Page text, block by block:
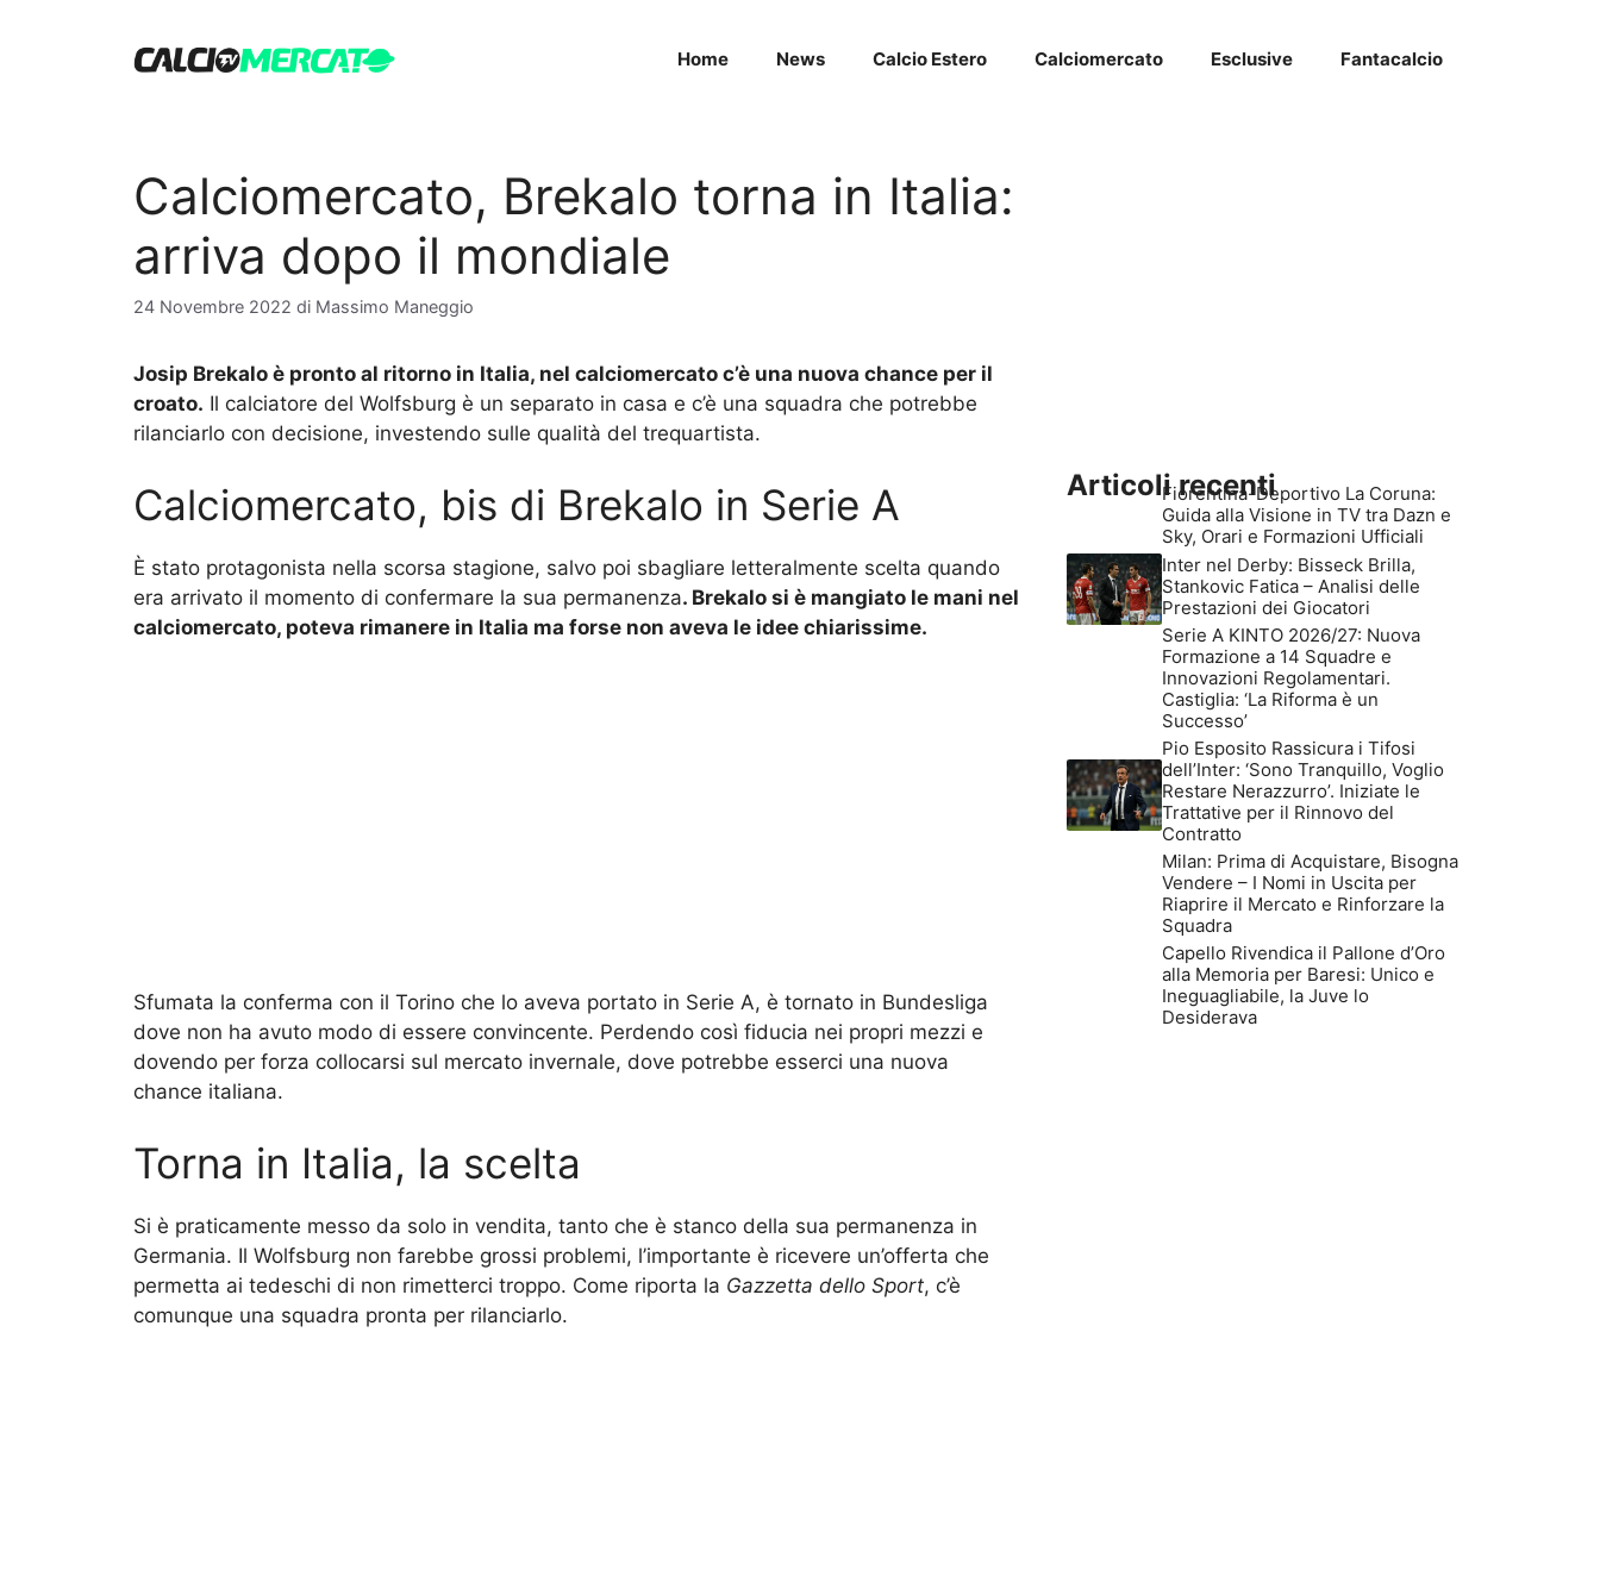
Home News Calcio Estero Calciomercato Esclusive Fantacalcio
Calciomercato, Brekalo torna in Italia:
arriva dopo il mondiale
24 Novembre 2022 di Massimo Maneggio
Josip Brekalo è pronto al ritorno in Italia, nel calciomercato c’è una nuova chance per il
croato. Il calciatore del Wolfsburg è un separato in casa e c’è una squadra che potrebbe
rilanciarlo con decisione, investendo sulle qualità del trequartista.
Calciomercato, bis di Brekalo in Serie A
È stato protagonista nella scorsa stagione, salvo poi sbagliare letteralmente scelta quando
era arrivato il momento di confermare la sua permanenza. Brekalo si è mangiato le mani nel
calciomercato, poteva rimanere in Italia ma forse non aveva le idee chiarissime.
Sfumata la conferma con il Torino che lo aveva portato in Serie A, è tornato in Bundesliga
dove non ha avuto modo di essere convincente. Perdendo così fiducia nei propri mezzi e
dovendo per forza collocarsi sul mercato invernale, dove potrebbe esserci una nuova
chance italiana.
Torna in Italia, la scelta
Si è praticamente messo da solo in vendita, tanto che è stanco della sua permanenza in
Germania. Il Wolfsburg non farebbe grossi problemi, l’importante è ricevere un’offerta che
permetta ai tedeschi di non rimetterci troppo. Come riporta la Gazzetta dello Sport, c’è
comunque una squadra pronta per rilanciarlo.
Articoli recenti
Fiorentina-Deportivo La Coruna:
Guida alla Visione in TV tra Dazn e
Sky, Orari e Formazioni Ufficiali
Inter nel Derby: Bisseck Brilla,
Stankovic Fatica – Analisi delle
Prestazioni dei Giocatori
Serie A KINTO 2026/27: Nuova
Formazione a 14 Squadre e
Innovazioni Regolamentari.
Castiglia: ‘La Riforma è un
Successo’
Pio Esposito Rassicura i Tifosi
dell’Inter: ‘Sono Tranquillo, Voglio
Restare Nerazzurro’. Iniziate le
Trattative per il Rinnovo del
Contratto
Milan: Prima di Acquistare, Bisogna
Vendere – I Nomi in Uscita per
Riaprire il Mercato e Rinforzare la
Squadra
Capello Rivendica il Pallone d’Oro
alla Memoria per Baresi: Unico e
Ineguagliabile, la Juve lo
Desiderava